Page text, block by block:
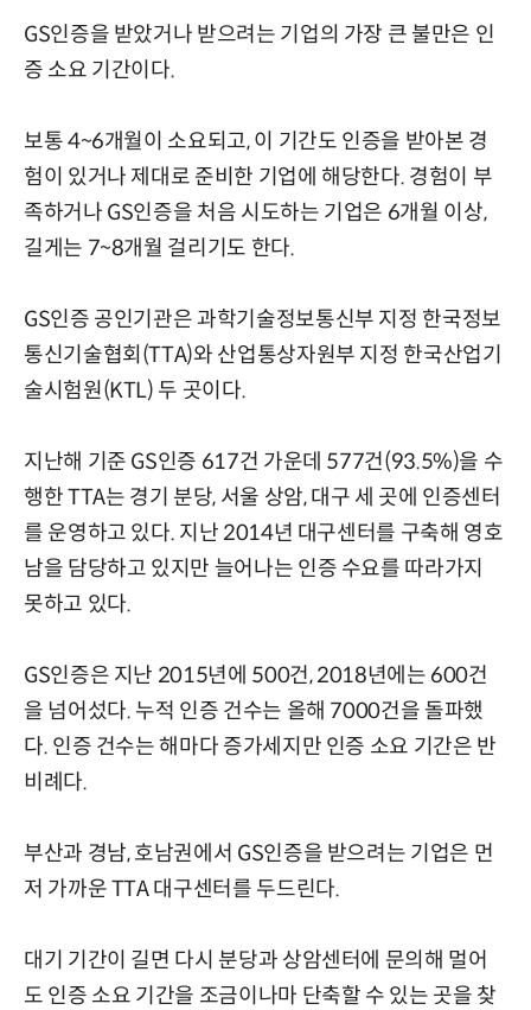
GS인증을 받았거나 받으려는 기업의 가장 큰 불만은 인
증 소요 기간이다.
보통 4~6개월이 소요되고, 이 기간도 인증을 받아본 경
험이 있거나 제대로 준비한 기업에 해당한다. 경험이 부
족하거나 GS인증을 처음 시도하는 기업은 6개월 이상,
길게는 7~8개월 걸리기도 한다.
GS인증 공인기관은 과학기술정보통신부 지정 한국정보
통신기술협회(TTA)와 산업통상자원부 지정 한국산업기
술시험원(KTL) 두 곳이다.
지난해 기준 GS인증 617건 가운데 577건(93.5%)을 수
행한 TTA는 경기 분당, 서울 상암, 대구 세 곳에 인증센터
를 운영하고 있다. 지난 2014년 대구센터를 구축해 영호
남을 담당하고 있지만 늘어나는 인증 수요를 따라가지
못하고 있다.
GS인증은 지난 2015년에 500건, 2018년에는 600건
을 넘어섰다. 누적 인증 건수는 올해 7000건을 돌파했
다. 인증 건수는 해마다 증가세지만 인증 소요 기간은 반
비례다.
부산과 경남, 호남권에서 GS인증을 받으려는 기업은 먼
저 가까운 TTA 대구센터를 두드린다.
대기 기간이 길면 다시 분당과 상암센터에 문의해 멀어
도 인증 소요 기간을 조금이나마 단축할 수 있는 곳을 찾